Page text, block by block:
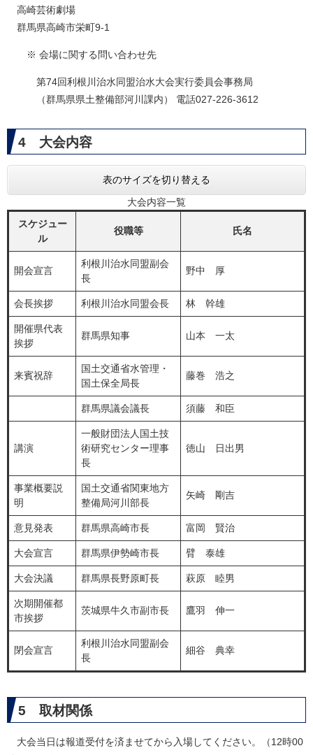
高崎芸術劇場
群馬県高崎市栄町9-1
※ 会場に関する問い合わせ先
第74回利根川治水同盟治水大会実行委員会事務局
（群馬県県土整備部河川課内） 電話027-226-3612
4 大会内容
表のサイズを切り替える
大会内容一覧
スケジュー
ル
役職等 氏名
開会宣言
利根川治水同盟副会
長
野中 厚
会長挨拶 利根川治水同盟会長 林 幹雄
開催県代表
挨拶
群馬県知事 山本 一太
来賓祝辞
国土交通省水管理・
国土保全局長
藤巻 浩之
群馬県議会議長 須藤 和臣
講演
一般財団法人国土技
術研究センター理事
長
徳山 日出男
事業概要説
明
国土交通省関東地方
整備局河川部長
矢崎 剛吉
意見発表 群馬県高崎市長 富岡 賢治
大会宣言 群馬県伊勢崎市長 臂 泰雄
大会決議 群馬県長野原町長 萩原 睦男
次期開催都
市挨拶
茨城県牛久市副市長 鷹羽 伸一
閉会宣言
利根川治水同盟副会
長
細谷 典幸
5 取材関係
大会当日は報道受付を済ませてから入場してください。（12時00